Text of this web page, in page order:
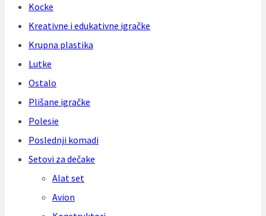
Kocke
Kreativne i edukativne igračke
Krupna plastika
Lutke
Ostalo
Plišane igračke
Polesie
Poslednji komadi
Setovi za dečake
Alat set
Avion